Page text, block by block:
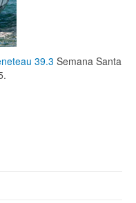
39.3 Semana Santa